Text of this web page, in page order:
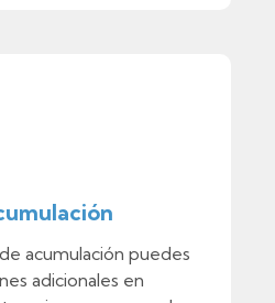
acumulación puedes
adicionales en